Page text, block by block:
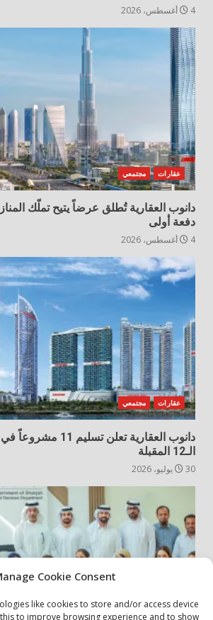
Cookie Consent
like cookies to store and/or access device
to improve browsing experience and to show
4 أغسطس، 2026
عقارات مجتمعي
دانوب العقارية تُطلق عرضاً يتيح تملّك
دفعة أولى
4 أغسطس، 2026
عقارات مجتمعي
دانوب العقارية تعلن
الـ12 المقبلة
30 يوليو، 2026